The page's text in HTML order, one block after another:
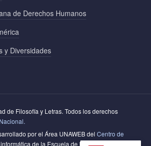
de Derechos Humanos
y Diversidades
de Filosofía y Letras. Todos los derechos
por el Área UNAWEB del Centro de
de la Escuela de Literatura y Ciencias